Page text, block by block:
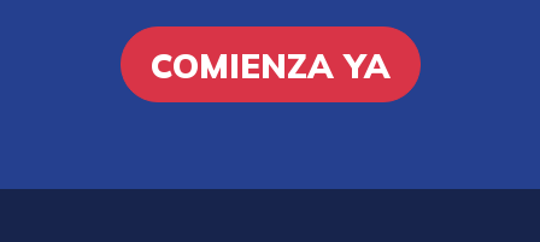
COMIENZA YA